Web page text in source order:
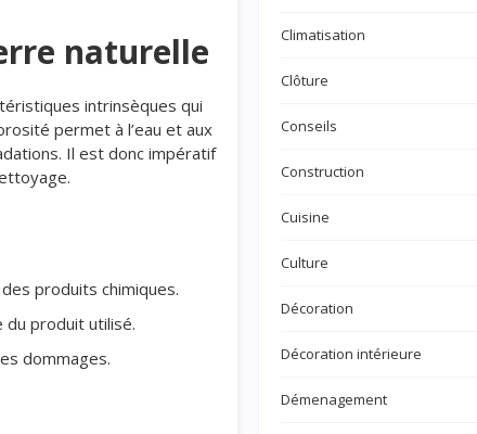
naturelle
intrinsèques qui
permet à l’eau et aux
Il est donc impératif
produits chimiques.
du produit utilisé.
dommages.
Climatisation
Clôture
Conseils
Construction
Cuisine
Culture
Décoration
Décoration intérieure
Démenagement